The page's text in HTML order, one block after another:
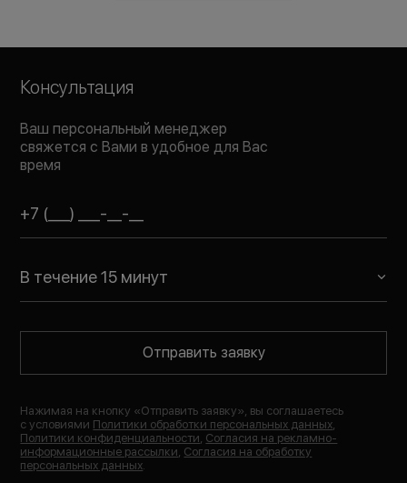
Консультация
Ваш персональный менеджер
свяжется с Вами в удобное для Вас
время
В течение 15 минут
Отправить заявку
Нажимая на кнопку «Отправить заявку», вы соглашаетесь
с условиями Политики обработки персональных данных
Политики конфиденциальности Согласия на рекламно-
информационные рассылки Согласия на обработку
персональных данных